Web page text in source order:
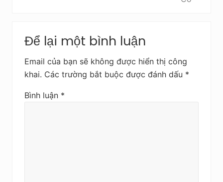
Reader
Interactions
Để lại một bình luận
Email của bạn sẽ không được hiển thị công
khai. Các trường bắt buộc được đánh dấu *
Bình luận *